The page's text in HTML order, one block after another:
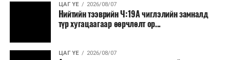
ЦАГ ҮЕ 2026/08/07
Нийтийн тээврийн Ч:19А чиглэлийн замналд
түр хугацаагаар өөрчлөлт ор...
ЦАГ ҮЕ 2026/08/07